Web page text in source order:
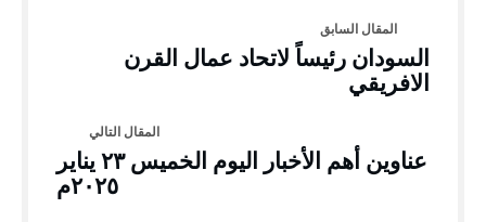
السودان رئيساً لاتحاد عمال القرن
الافريقي
عناوين أهم الأخبار اليوم الخميس ٢٣ يناير
٢٠٢٥م